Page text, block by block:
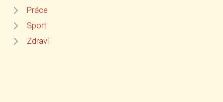
Práce
Sport
Zdraví